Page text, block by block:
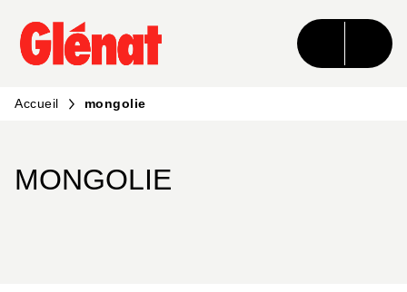
MENU RECHERCHE CONTENU
PIED DE PAGE
Accueil mongolie
MONGOLIE